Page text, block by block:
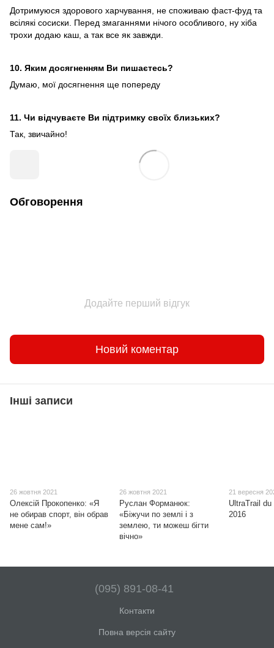
Дотримуюся здорового харчування, не споживаю фаст-фуд та
всілякі сосиски. Перед змаганнями нічого особливого, ну хіба
трохи додаю каш, а так все як завжди.
10. Яким досягненням Ви пишаєтесь?
Думаю, мої досягнення ще попереду
11. Чи відчуваєте Ви підтримку своїх близьких?
Так, звичайно!
Обговорення
Додайте перший відгук
Новий коментар
Інші записи
26 жовтня 2021
Олексій Прокопенко: «Я
не обирав спорт, він обрав
мене сам!»
26 жовтня 2021
Руслан Форманюк:
«Біжучи по землі і з
землею, ти можеш бігти
вічно»
21 вересня
UltraTrail
2016
(095) 891-08-41
Контакти
Повна версія сайту